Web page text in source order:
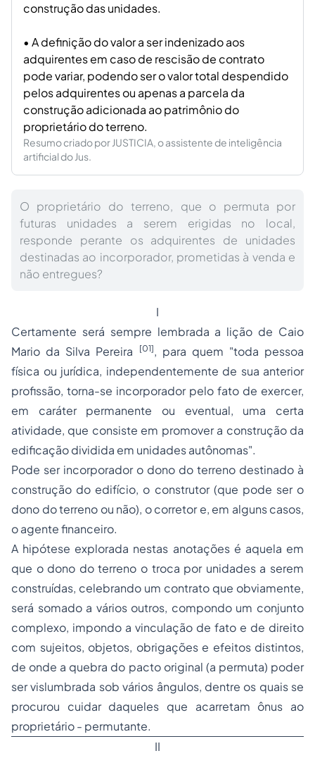
construção das unidades.
• A definição do valor a ser indenizado aos
adquirentes em caso de rescisão de contrato
pode variar, podendo ser o valor total despendido
pelos adquirentes ou apenas a parcela da
construção adicionada ao patrimônio do
proprietário do terreno.
Resumo criado por JUSTICIA, o assistente de inteligência
artificial do Jus.
O proprietário do terreno, que o permuta por
futuras unidades a serem erigidas no local,
responde perante os adquirentes de unidades
destinadas ao incorporador, prometidas à venda e
não entregues?
I
Certamente será sempre lembrada a lição de Caio
Mario da Silva Pereira
[01], para quem "toda pessoa
física ou jurídica, independentemente de sua anterior
profissão, torna-se incorporador pelo fato de exercer,
em caráter permanente ou eventual, uma certa
atividade, que consiste em promover a construção da
edificação dividida em unidades autônomas".
Pode ser incorporador o dono do terreno destinado à
construção do edifício, o construtor (que pode ser o
dono do terreno ou não), o corretor e, em alguns casos,
o agente financeiro.
A hipótese explorada nestas anotações é aquela em
que o dono do terreno o troca por unidades a serem
construídas, celebrando um contrato que obviamente,
será somado a vários outros, compondo um conjunto
complexo, impondo a vinculação de fato e de direito
com sujeitos, objetos, obrigações e efeitos distintos,
de onde a quebra do pacto original (a permuta) poder
ser vislumbrada sob vários ângulos, dentre os quais se
procurou cuidar daqueles que acarretam ônus ao
proprietário - permutante.
II